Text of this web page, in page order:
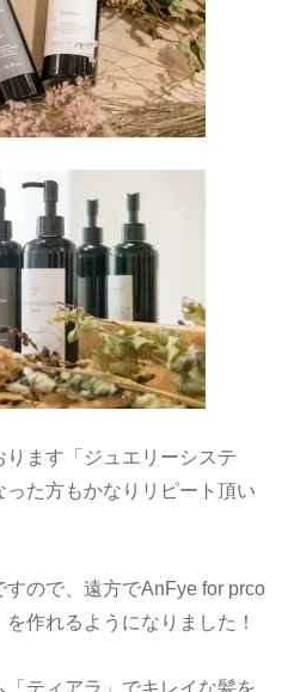
ます「ジュエリーシステ
た方もかなりリピート頂い
すので、遠方でAnFye for prco
作れるようになりました！
ティアラ」でキレイな髪を